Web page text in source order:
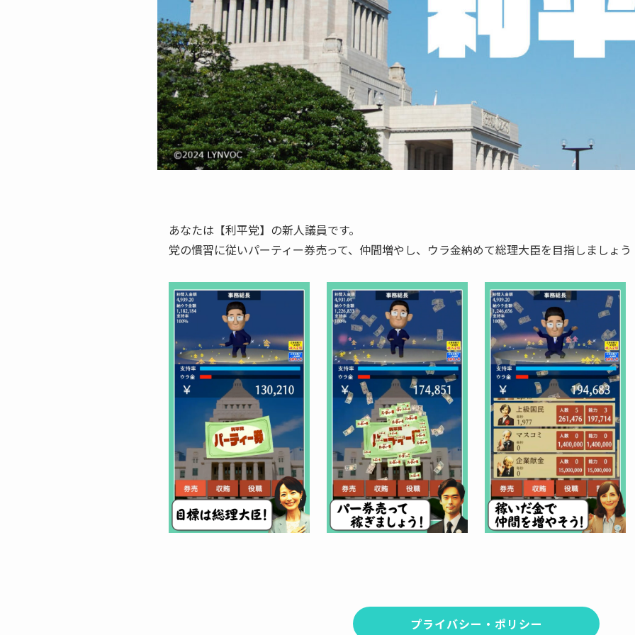
あなたは【利平党】の新人議員です。
党の慣習に従いパーティー券売って、仲間増やし、ウラ金納めて総理大臣を目指しましょう
プライバシー・ポリシー